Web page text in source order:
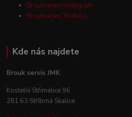
Broukservis Instagram
Broukservis Youtube
Kde nás najdete
Brouk servis JMK
Kostelní Střimelice 96
281 63 Stříbrná Skalice